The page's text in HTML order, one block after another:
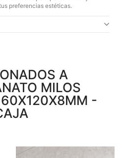
preferencias estéticas.
A
MILOS
60X120X8MM -